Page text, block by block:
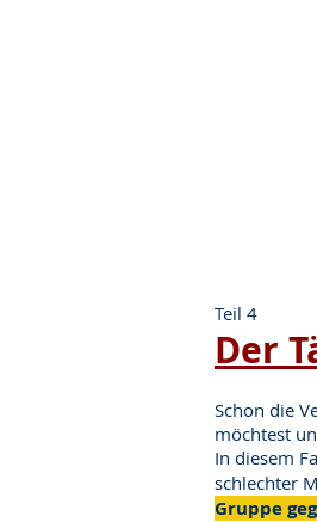
Teil 4
Der
Schon die
möchtest
In diesem
schlechter
Gruppe